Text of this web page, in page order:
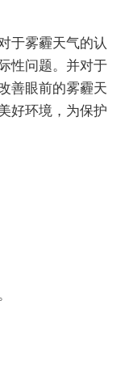
于雾霾天气的认
性问题。并对于
善眼前的雾霾天
好环境，为保护